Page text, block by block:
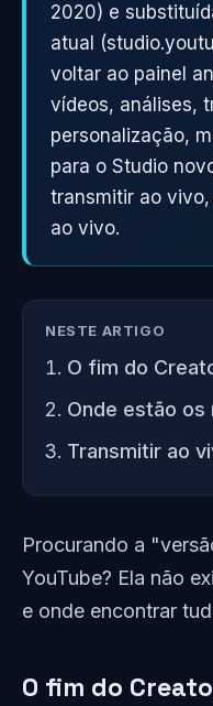
2020) e
atual
voltar ao painel
vídeos, análises,
personalização,
para o Studio
transmitir ao
ao vivo.
NESTE ARTIGO
O fim do
Onde estão os
Transmitir ao
Procurando a
YouTube? Ela não
e onde encontrar
O fim do